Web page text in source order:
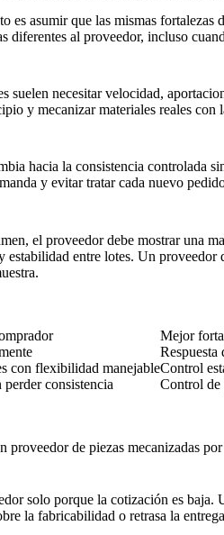
es asumir que las mismas
diferentes al proveedor, incluso
suelen necesitar velocidad,
y mecanizar materiales reales
hacia la consistencia controlada
y evitar tratar cada nuevo
el proveedor debe mostrar una
entre lotes. Un proveedor
Mejor
con flexibilidad manejableControl
consistencia Control de
proveedor de piezas mecanizadas
solo porque la cotización es
la fabricabilidad o retrasa la